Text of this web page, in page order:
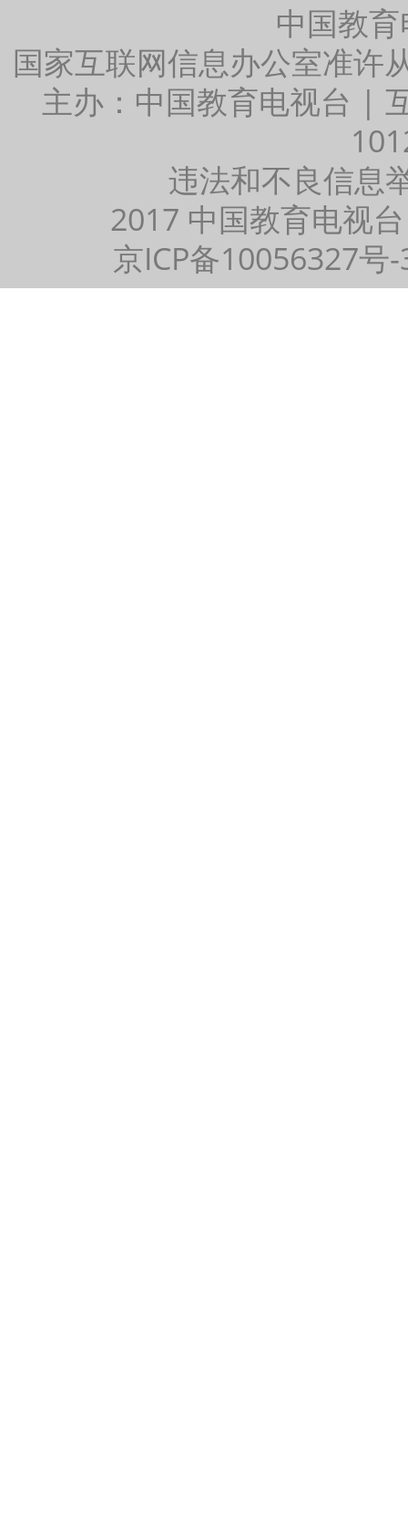
中国教
国家互联网信息办公室准许
主办：中国教育电视台 |
违法和不良信息
2017 中国教育电视
京ICP备10056327号